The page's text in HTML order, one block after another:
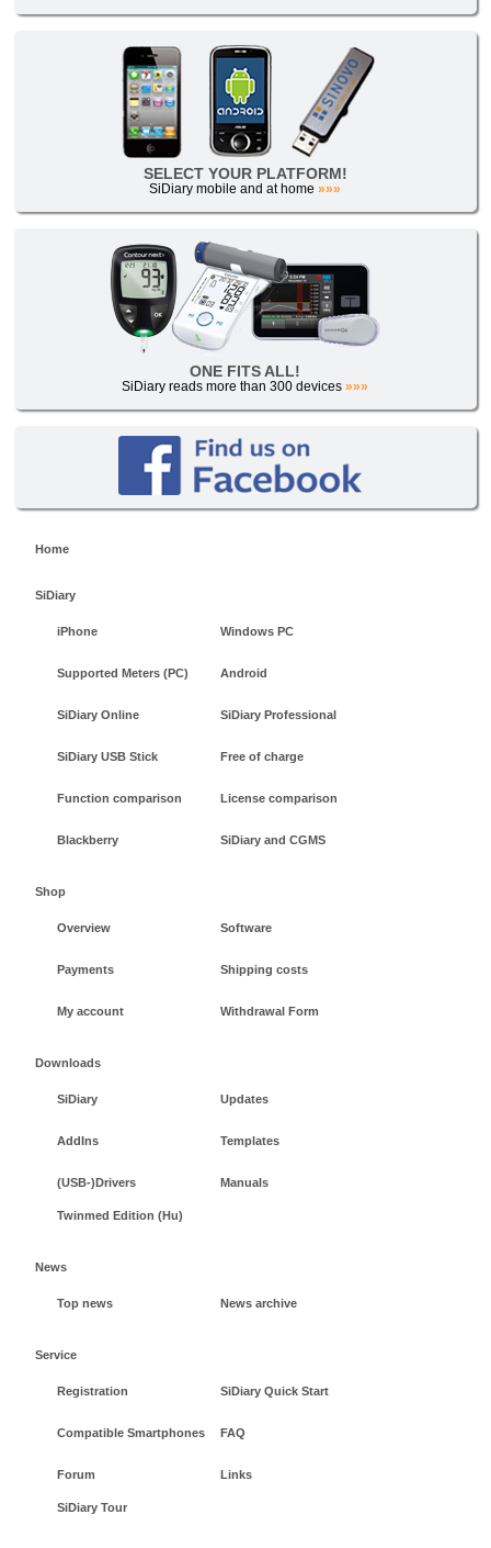
SELECT YOUR PLATFORM!
SiDiary mobile and at home»»»
ONE FITS ALL!
SiDiary reads more than 300 devices»»»
Home
SiDiary
iPhone Windows PC
Supported Meters (PC) Android
SiDiary Online SiDiary Professional
SiDiary USB Stick Free of charge
Function comparison License comparison
Blackberry SiDiary and CGMS
Shop
Overview Software
Payments Shipping costs
My account Withdrawal Form
Downloads
SiDiary Updates
AddIns Templates
(USB-)Drivers Manuals
Twinmed Edition (Hu)
News
Top news News archive
Service
Registration SiDiary Quick Start
Compatible Smartphones FAQ
Forum Links
SiDiary Tour